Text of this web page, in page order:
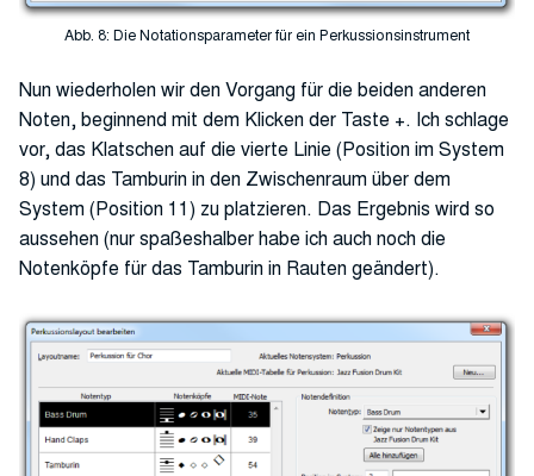
Abb. 8: Die Notationsparameter für ein Perkussionsinstrument
Nun wiederholen wir den Vorgang für die beiden anderen
Noten, beginnend mit dem Klicken der Taste +. Ich schlage
vor, das Klatschen auf die vierte Linie (Position im System
8) und das Tamburin in den Zwischenraum über dem
System (Position 11) zu platzieren. Das Ergebnis wird so
aussehen (nur spaßeshalber habe ich auch noch die
Notenköpfe für das Tamburin in Rauten geändert).